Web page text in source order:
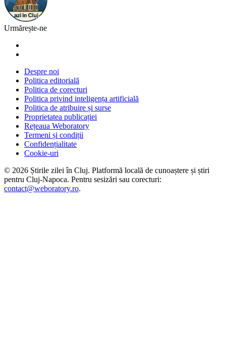
Urmărește-ne
Despre noi
Politica editorială
Politica de corecturi
Politica privind inteligența artificială
Politica de atribuire și surse
Proprietatea publicației
Rețeaua Weboratory
Termeni și condiții
Confidențialitate
Cookie-uri
© 2026 Știrile zilei în Cluj. Platformă locală de cunoaștere și știri
pentru Cluj-Napoca. Pentru sesizări sau corecturi:
contact@weboratory.ro.